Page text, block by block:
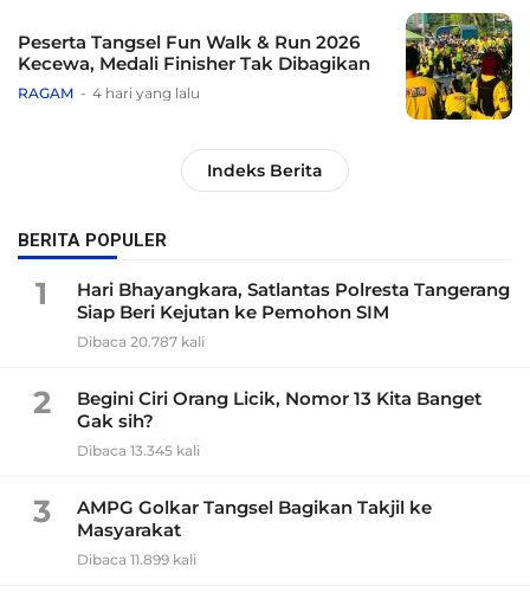
Peserta Tangsel Fun Walk & Run 2026
Kecewa, Medali Finisher Tak Dibagikan
RAGAM 4 hari yang lalu
Indeks Berita
BERITA POPULER
1
Hari Bhayangkara, Satlantas Polresta Tangerang
Siap Beri Kejutan ke Pemohon SIM
Dibaca 20.787 kali
2
Begini Ciri Orang Licik, Nomor 13 Kita Banget
Gak sih?
Dibaca 13.345 kali
3
AMPG Golkar Tangsel Bagikan Takjil ke
Masyarakat
Dibaca 11.899 kali